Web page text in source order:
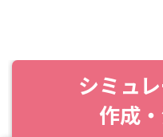
シミュ
作成